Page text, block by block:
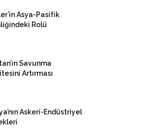
Asya-Pasifik
Rolü
Savunma
Artırması
Askeri-Endüstriyel